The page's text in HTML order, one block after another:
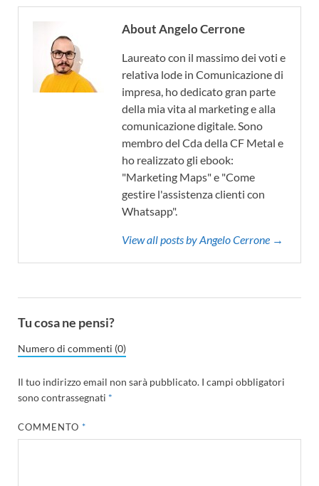
About Angelo Cerrone
Laureato con il massimo dei voti e
relativa lode in Comunicazione di
impresa, ho dedicato gran parte
della mia vita al marketing e alla
comunicazione digitale. Sono
membro del Cda della CF Metal e
ho realizzato gli ebook:
"Marketing Maps" e "Come
gestire l'assistenza clienti con
Whatsapp".
View all posts by Angelo Cerrone →
Tu cosa ne pensi?
Numero di commenti (0)
Il tuo indirizzo email non sarà pubblicato. I campi obbligatori
sono contrassegnati *
COMMENTO*